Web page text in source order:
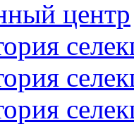
центр